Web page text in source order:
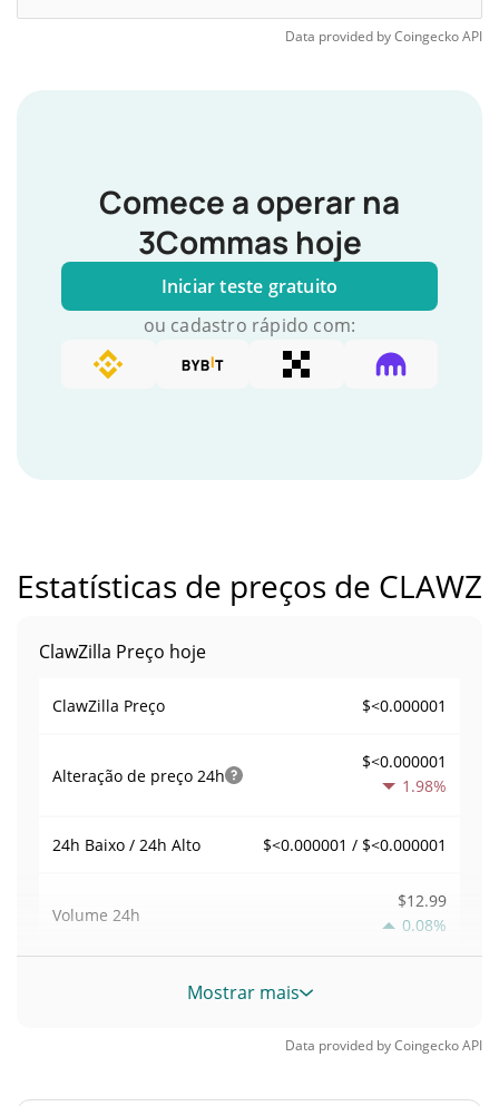
Data provided byCoingeckoAPI
Comece a operar na
3Commas hoje
Iniciar teste gratuito
ou cadastro rápido com:
Estatísticas de preços de CLAWZ
ClawZilla Preço hoje
ClawZilla Preço $<0.000001
Alteração de preço 24h
$<0.000001
1.98%
24h Baixo / 24h Alto $<0.000001 / $<0.000001
Volume 24h
$12.99
0.08%
Volume / Limite deMostrar mais
Data provided byCoingeckoAPI